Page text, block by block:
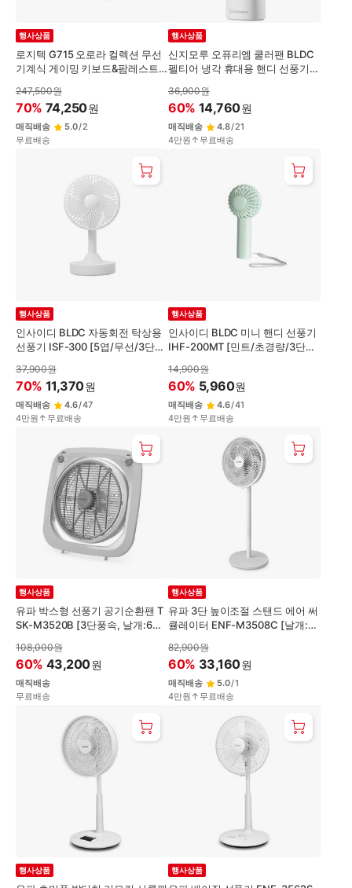
로지텍 G715 오로라 컬렉션 무선
기계식 게이밍 키보드&팜레스트
행사상품
247,500원
70% 74,250원
매직배송 5.0/2
무료배송
신지모루 오퓨리엠 쿨러팬 BLDC
펠티어 냉각 휴대용 핸디 선풍기
행사상품
36,900원
60% 14,760원
매직배송 4.8/21
4만원↑무료배송
인사이디 BLDC 자동회전 탁상용
선풍기 ISF-300 [5엽/무선/3단풍
행사상품
37,900원
70% 11,370원
매직배송 4.6/47
4만원↑무료배송
인사이디 BLDC 미니 핸디 선풍기
IHF-200MT [민트/초경량/3단풍
행사상품
14,900원
60% 5,960원
매직배송 4.6/41
4만원↑무료배송
유파 박스형 선풍기 공기순환팬 T
SK-M3520B [3단풍속, 날개:6엽/
행사상품
108,000원
60% 43,200원
매직배송
무료배송
유파 3단 높이조절 스탠드 에어 써
큘레이터 ENF-M3508C [날개:7
행사상품
82,900원
60% 33,160원
매직배송 5.0/1
4만원↑무료배송
행사상품 행사상품